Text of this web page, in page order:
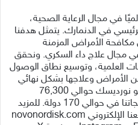
في مجال الرعاية الصحية،
مقرها الرئيسي في الدنمارك. يتمثل هدفنا
مكافحة الأمراض المزمنة
في مجال علاج داء السكري. ونحقق
العلمية، وتوسيع نطاق الوصول
الأمراض وعلاجها بشكل نهائي
في نهاية المطاف. يعمل لدى نوفو نورديسك حوالي 76,300
موظف في 80 دولة، ونسوّق منتجاتنا في حوالي 170 دولة. للمزيد
من المعلومات، يمكنكم زيارة موقعنا الإلكتروني novonordisk.com